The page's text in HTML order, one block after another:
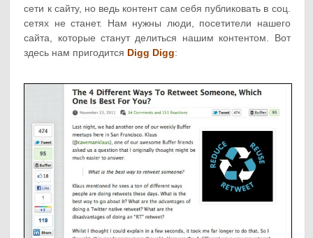
сети к сайту, но ведь контент сам себя публиковать в соц.
сетях не станет. Нам нужны люди, посетители нашего
сайта, которые станут делиться нашим контентом. Вот
здесь нам пригодится Digg Digg: